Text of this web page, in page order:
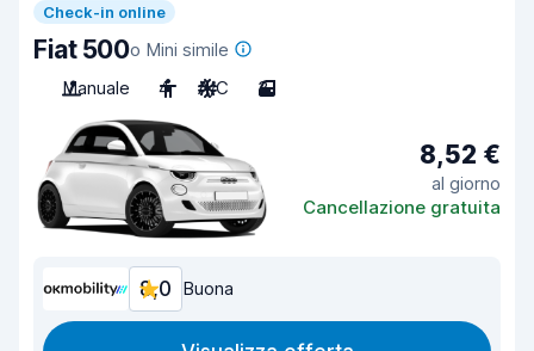
Check-in online
Fiat 500o Mini simile
Manuale
4 A/C 3
8,52 €
al giorno
Cancellazione gratuita
8,0 Buona